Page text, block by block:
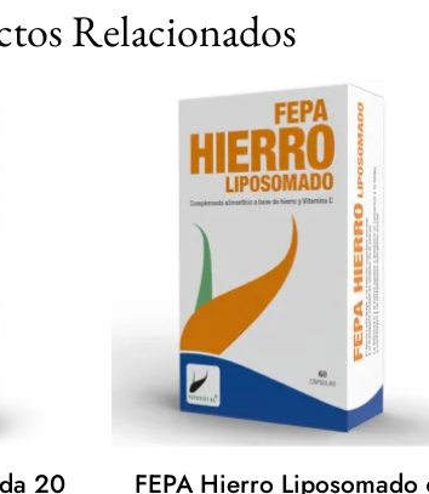
Relacionados
20
FEPA Hierro Liposomado